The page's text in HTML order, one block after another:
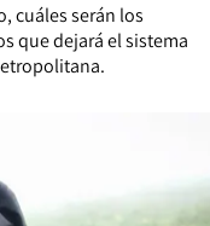
cuáles serán los
que dejará el sistema